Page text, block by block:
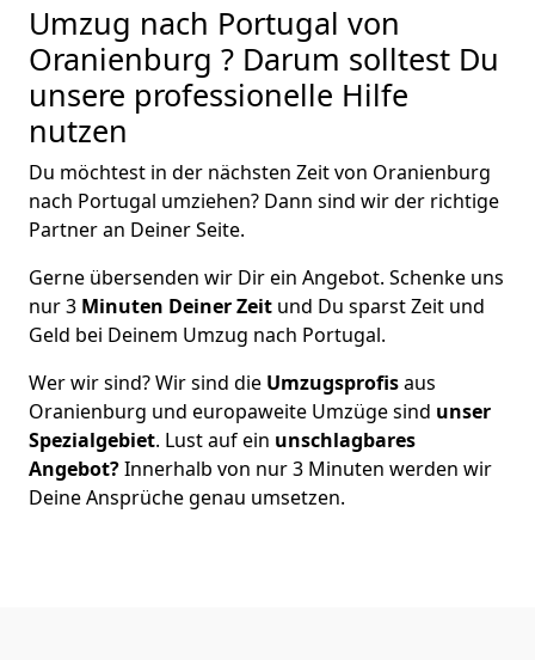
Umzug nach Portugal von
Oranienburg ? Darum solltest Du
unsere professionelle Hilfe
nutzen
Du möchtest in der nächsten Zeit von Oranienburg
nach Portugal umziehen? Dann sind wir der richtige
Partner an Deiner Seite.
Gerne übersenden wir Dir ein Angebot. Schenke uns
nur3 Minuten Deiner Zeit und Du sparst Zeit und
Geld bei Deinem Umzug nach Portugal.
Wer wir sind? Wir sind die Umzugsprofisaus
Oranienburg und europaweite Umzüge sind unser
Spezialgebiet. Lust auf ein unschlagbares
Angebot?Innerhalb von nur3 Minuten werden wir
Deine Ansprüche genau umsetzen.